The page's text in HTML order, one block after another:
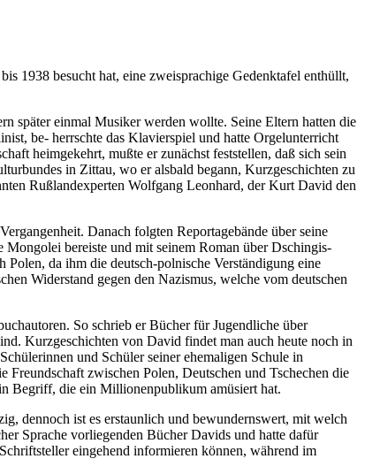
1938 besucht hat, eine zweisprachige Gedenktafel enthüllt,
später einmal Musiker werden wollte. Seine Eltern hatten die
be- herrschte das Klavierspiel und hatte Orgelunterricht
heimgekehrt, mußte er zunächst feststellen, daß sich sein
in Zittau, wo er alsbald begann, Kurzgeschichten zu
Rußlandexperten Wolfgang Leonhard, der Kurt David den
Danach folgten Reportagebände über seine
bereiste und mit seinem Roman über Dschingis-
da ihm die deutsch-polnische Verständigung eine
Widerstand gegen den Nazismus, welche vom deutschen
So schrieb er Bücher für Jugendliche über
Kurzgeschichten von David findet man auch heute noch in
und Schüler seiner ehemaligen Schule in
zwischen Polen, Deutschen und Tschechen die
Begriff, die ein Millionenpublikum amüsiert hat.
dennoch ist es erstaunlich und bewundernswert, mit welch
Sprache vorliegenden Bücher Davids und hatte dafür
eingehend informieren können, während im